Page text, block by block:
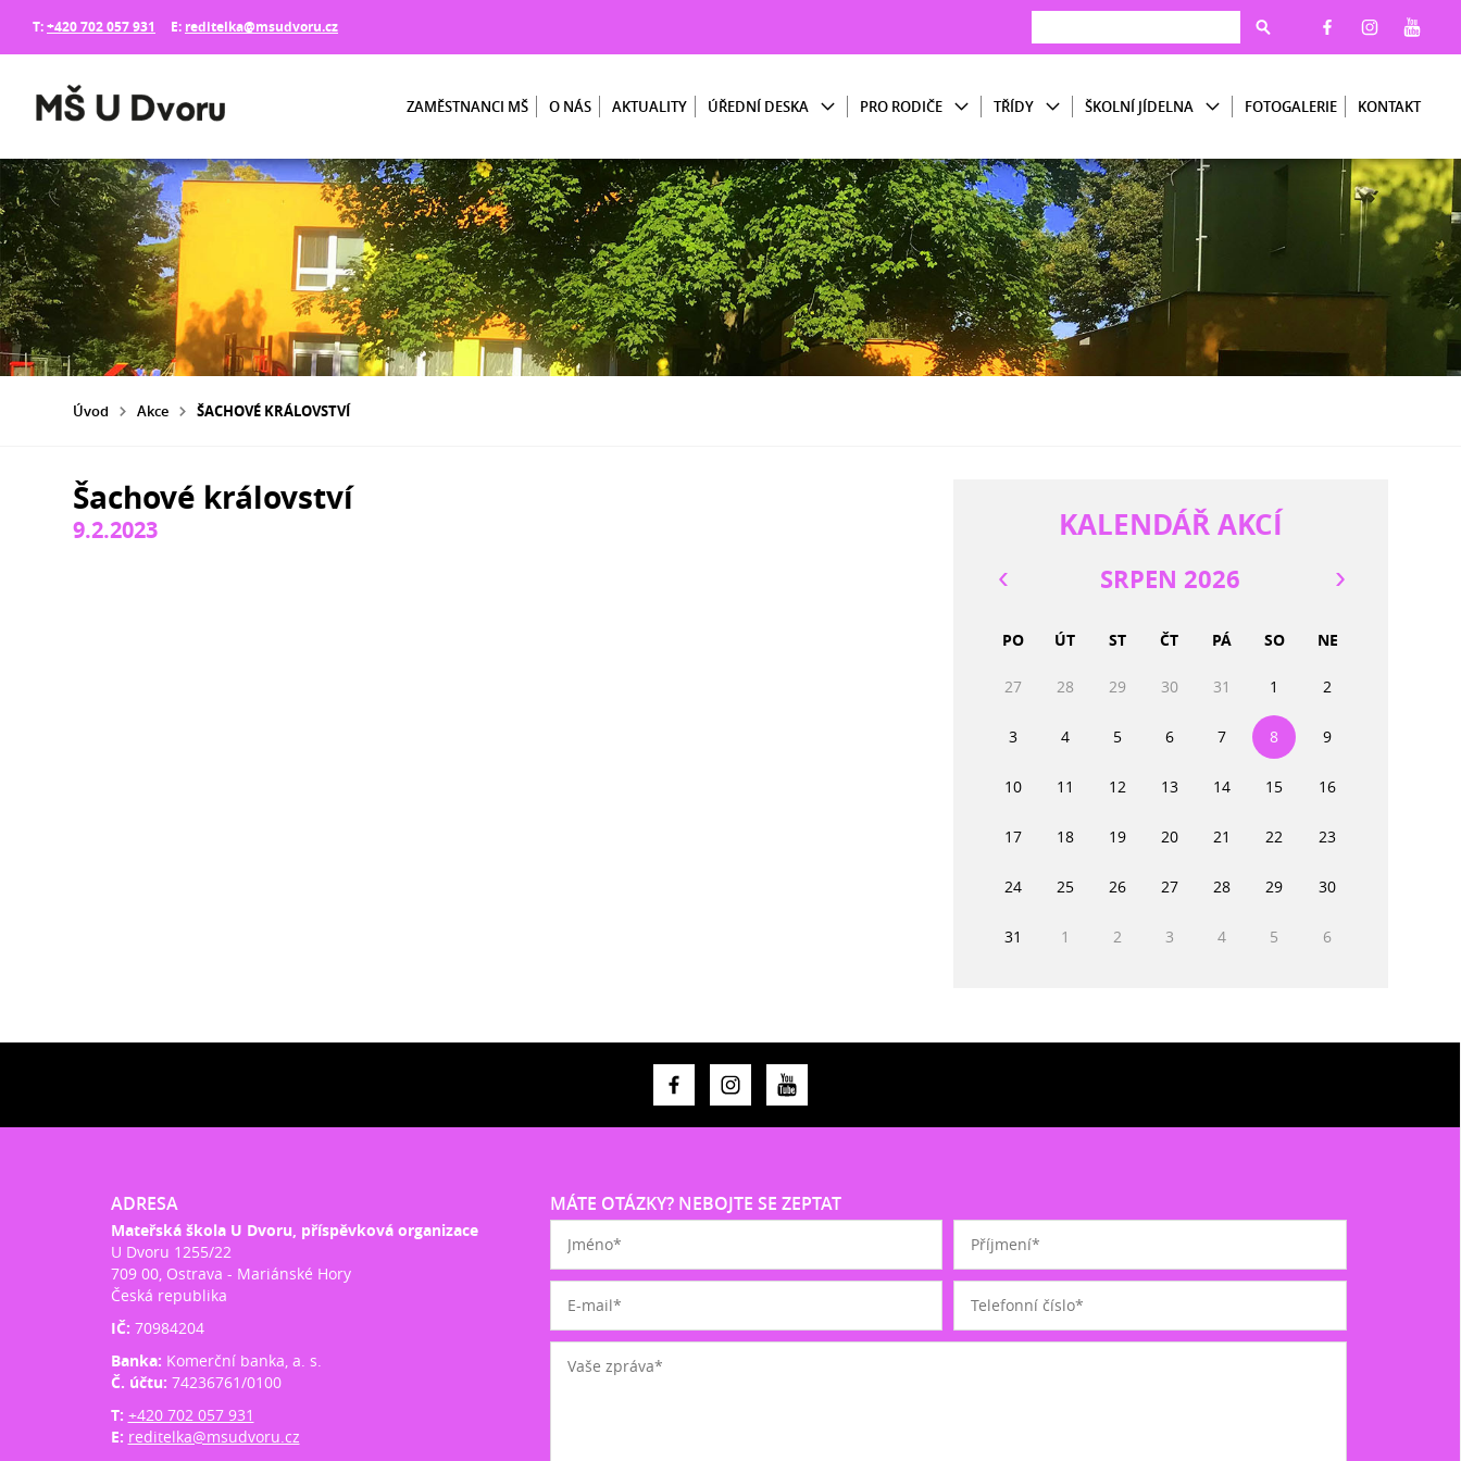
T:+420 702 057 931 E: reditelka@msudvoru.cz
ZAMĚSTNANCI MŠ O NÁS AKTUALITY ÚŘEDNÍ DESKA PRO RODIČE TŘÍDY ŠKOLNÍ JÍDELNA FOTOGALERIE KONTAKT
Úvod Akce ŠACHOVÉ KRÁLOVSTVÍ
Šachové království
9.2.2023 KALENDÁŘ AKCÍ
SRPEN 2026
PO ÚT ST ČT PÁ SO NE
27 28 29 30 31 1 2
3 4 5 6 7 8 9
10 11 12 13 14 15 16
17 18 19 20 21 22 23
24 25 26 27 28 29 30
31 1 2 3 4 5 6
ADRESA
Mateřská škola U Dvoru, příspěvková organizace
U Dvoru 1255/22
709 00, Ostrava - Mariánské Hory
Česká republika
IČ: 70984204
Banka: Komerční banka, a. s.
Č. účtu: 74236761/0100
T: +420 702 057 931
E: reditelka@msudvoru.cz
MÁTE OTÁZKY? NEBOJTE SE ZEPTAT